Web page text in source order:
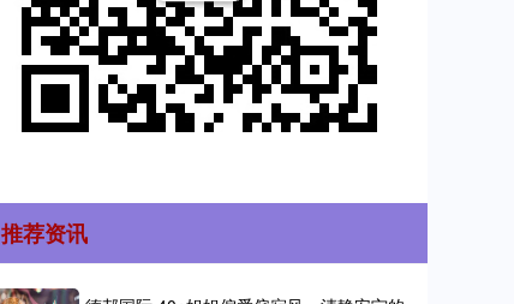
推荐资讯